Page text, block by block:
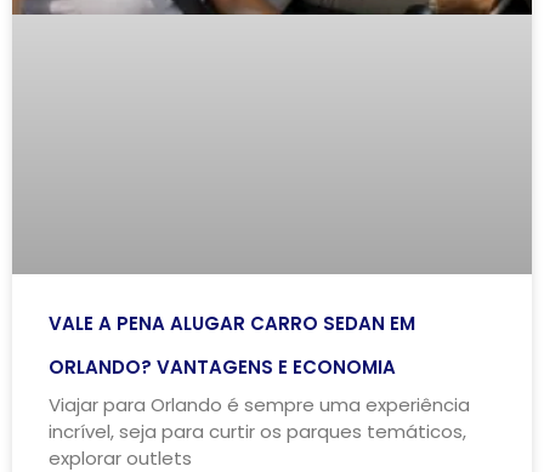
VALE A PENA ALUGAR CARRO SEDAN EM
ORLANDO? VANTAGENS E ECONOMIA
Viajar para Orlando é sempre uma experiência
incrível, seja para curtir os parques temáticos,
explorar outlets